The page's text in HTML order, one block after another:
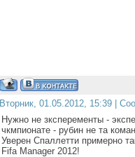
Вторник, 01.05.2012, 15:39 |
Нужно не зксперементы -
чкмпионате - рубин не та
Уверен Спаллетти примерно
Fifa Manager 2012!